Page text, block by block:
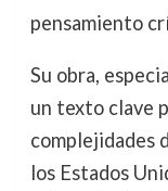
pensamiento
Su obra,
un texto clave
complejidades
los Estados